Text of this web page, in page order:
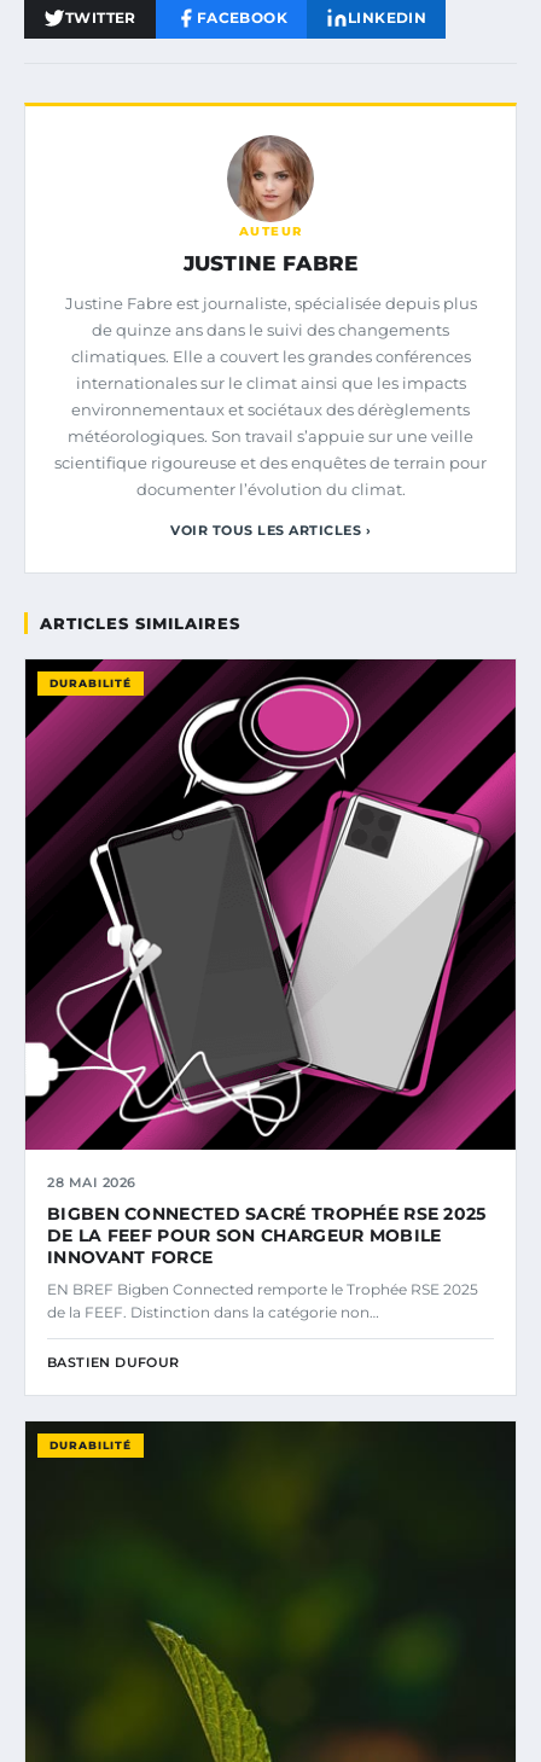
TWITTER FACEBOOK LINKEDIN
AUTEUR
JUSTINE FABRE
Justine Fabre est journaliste, spécialisée depuis plus
de quinze ans dans le suivi des changements
climatiques. Elle a couvert les grandes conférences
internationales sur le climat ainsi que les impacts
environnementaux et sociétaux des dérèglements
météorologiques. Son travail s’appuie sur une veille
scientifique rigoureuse et des enquêtes de terrain pour
documenter l’évolution du climat.
VOIR TOUS LES ARTICLES ›
ARTICLES SIMILAIRES
DURABILITÉ
28 MAI 2026
BIGBEN CONNECTED SACRÉ TROPHÉE RSE 2025
DE LA FEEF POUR SON CHARGEUR MOBILE
INNOVANT FORCE
EN BREF Bigben Connected remporte le Trophée RSE 2025
de la FEEF. Distinction dans la catégorie non…
BASTIEN DUFOUR
DURABILITÉ